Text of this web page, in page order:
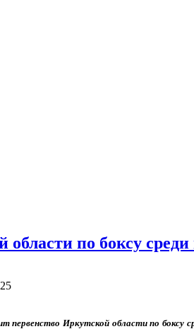
по боксу
первенство Иркутской области по боксу